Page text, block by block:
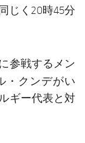
じく20時45分
参戦するメン
・クンデがい
ギー代表と対